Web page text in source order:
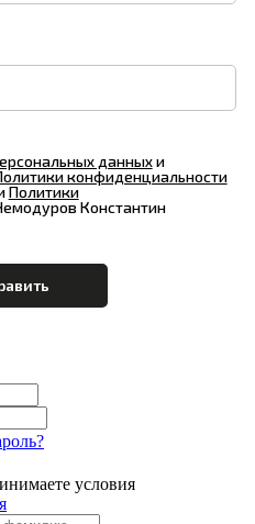
данныхи
конфиденциальности
Политики
Константин
условия